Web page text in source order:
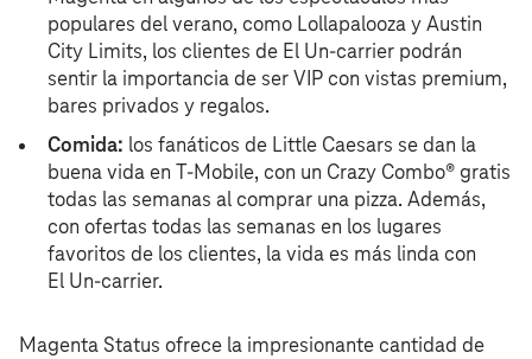
populares del verano, como Lollapalooza y Austin
City Limits, los clientes de El Un-carrier podrán
sentir la importancia de ser VIP con vistas premium,
bares privados y regalos.
Comida: los fanáticos de Little Caesars se dan la
buena vida en T‑Mobile, con un Crazy Combo® gratis
todas las semanas al comprar una pizza. Además,
con ofertas todas las semanas en los lugares
favoritos de los clientes, la vida es más linda con
El Un-carrier.
Magenta Status ofrece la impresionante cantidad de